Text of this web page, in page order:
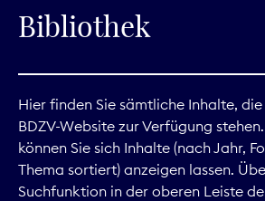
Service
Digitales
Kommunikation
Bibliothek
Hier finden Sie sämtliche Inhalte,
BDZV-Website zur Verfügung
können Sie sich Inhalte (nach Jahr,
Thema sortiert) anzeigen lassen.
Suchfunktion in der oberen Leiste